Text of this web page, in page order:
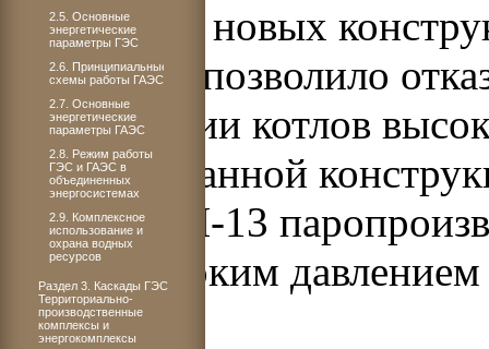
Появление новых
устройств позволило
конструкции котлов
однобарабанной
МПа) – ТП-13
более высоким
540°С.
2.5. Основные
энергетические
параметры ГЭС
2.6. Принципиальные
схемы работы ГАЭС
2.7. Основные
энергетические
параметры ГАЭС
2.8. Режим работы
ГЭС и ГАЭС в
объединенных
энергосистемах
2.9. Комплексное
использование и
охрана водных
ресурсов
Раздел 3. Каскады ГЭС.
Территориально-
производственные
комплексы и
энергокомплексы